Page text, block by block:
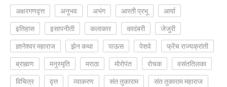
अक्षरगणवृत्त
अनुभव अभंग आरती प्रभू
आर्या
इतिहास
इसापनीती कलाकार कादंबरी
जेजुरी
ज्ञानेश्वर महाराज
झेन कथा पाऊस पेशवे
फ्रेंच राज्यक्रांती
ब्राह्मण
मनुस्मृति मराठा मोरोपंत रोचक
वसंततिलका
विचित्र
वृत्त व्याकरण संत तुकाराम
संत तुकाराम महाराज